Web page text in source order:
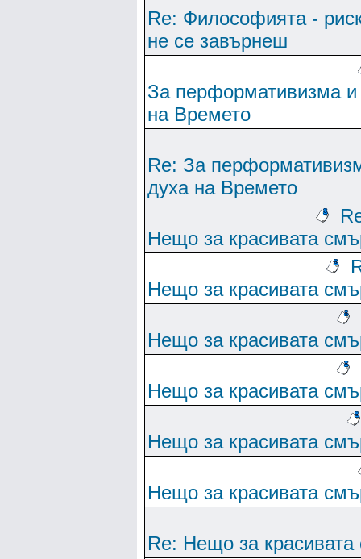
Re: Философията -
не се завърнеш
За перформативизма и
на Времето
Re: За
духа на Времето
Нещо за красивата
Нещо за красивата
Нещо за красивата
Нещо за красивата
Нещо за красивата
Нещо за красивата
Re: Нещо за красивата